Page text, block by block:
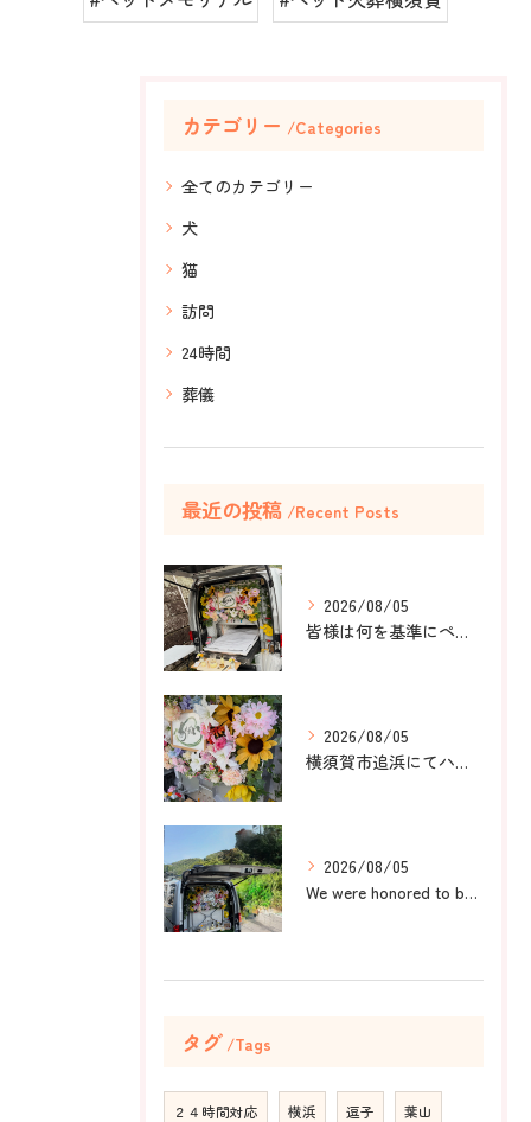
カテゴリー Categories
全てのカテゴリー
犬
猫
訪問
24時間
葬儀
最近の投稿 Recent Posts
2026/08/05
皆様は何を基準にペット葬儀社を選びますか？
2026/08/05
横須賀市追浜にてハムスターのみかんちゃんのペット火葬のお手伝...
2026/08/05
We were honored to be by your ...
タグ Tags
２４時間対応 横浜 逗子 葉山